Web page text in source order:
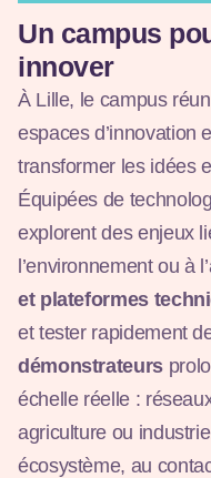
Un campus
innover
À Lille, le campus
espaces d’innovation
transformer les idées
Équipées de
explorent des enjeux
l’environnement ou à
et plateformes
et tester rapidement
démonstrateurs
échelle réelle :
agriculture ou
écosystème, au